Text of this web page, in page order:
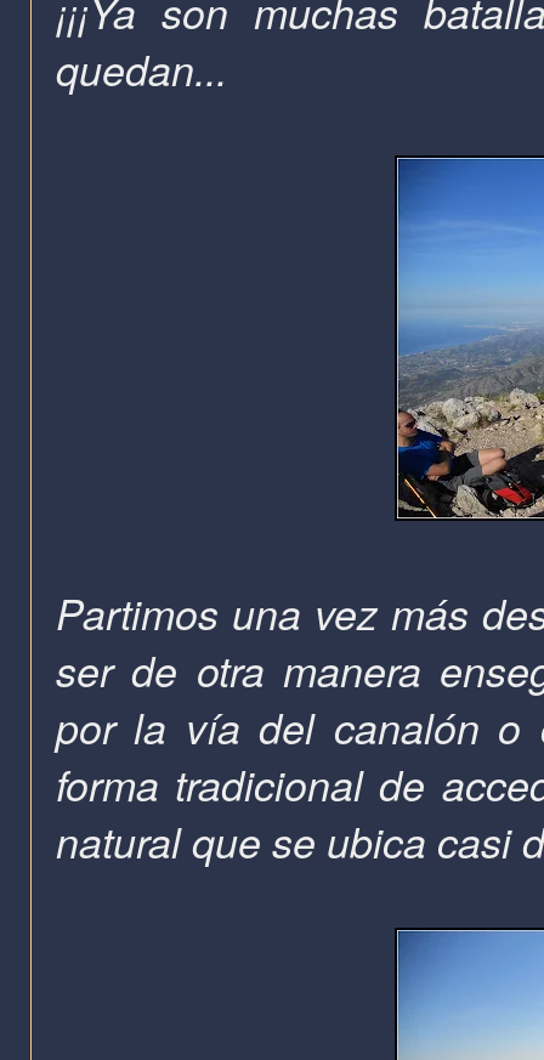
¡¡¡Ya son muchas
quedan...
Partimos una vez más
ser de otra manera
por la vía del canalón o
forma tradicional de
natural que se ubica casi